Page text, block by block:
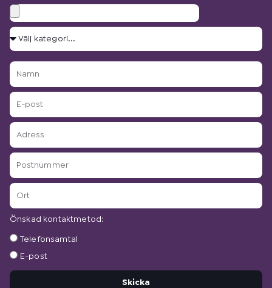
Bilagor
Välj
Namn
E-
post
Adress
Postnummer
Ort
Önskad kontaktmetod:
Önskad
Telefonsamtal
E-post
Skicka